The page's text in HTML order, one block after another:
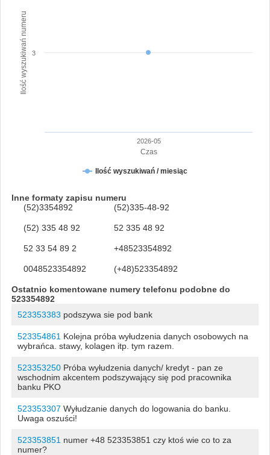
Czas
Ilość wyszukiwań numeru
Ilość wyszukiwań / miesiąc
2026-05
3
Inne formaty zapisu numeru
(52)3354892
(52)335-48-92
(52) 335 48 92 52 335 48 92
52 33 54 89 2 +48523354892
0048523354892 (+48)523354892
Ostatnio komentowane numery telefonu podobne do
523354892
523353383 podszywa sie pod bank
523354861 Kolejna próba wyłudzenia danych osobowych na
wybrańca. stawy, kolagen itp. tym razem.
523353250Próba wyłudzenia danych/ kredyt - pan ze
wschodnim akcentem podszywający się pod pracownika
banku PKO
523353307 Wyłudzanie danych do logowania do banku.
Uwaga oszuści!
523353851 numer +48 523353851 czy ktoś wie co to za
numer?